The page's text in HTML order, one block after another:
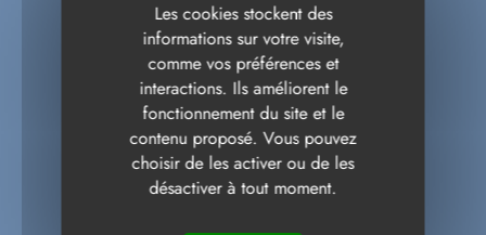
Les cookies stockent des
informations sur votre visite,
comme vos préférences et
interactions. Ils améliorent le
fonctionnement du site et le
contenu proposé. Vous pouvez
choisir de les activer ou de les
désactiver à tout moment.